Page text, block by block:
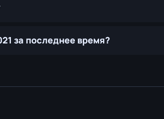
за последнее время?